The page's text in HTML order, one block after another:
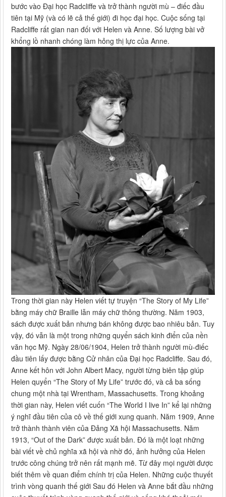
bước vào Đại học Radcliffe và trở thành người mù – điếc đầu
tiên tại Mỹ (và có lẽ cả thế giới) đi học đại học. Cuộc sống tại
Radcliffe rất gian nan đối với Helen và Anne. Số lượng bài vở
khổng lồ nhanh chóng làm hỏng thị lực của Anne.
Trong thời gian này Helen viết tự truyện “The Story of My Life”
bằng máy chữ Braille lẫn máy chữ thông thường. Năm 1903,
sách được xuất bản nhưng bán không được bao nhiêu bản. Tuy
vậy, đó vẫn là một trong những quyển sách kinh điển của nền
văn học Mỹ. Ngày 28/06/1904, Helen trở thành người mù-điếc
đầu tiên lấy được bằng Cử nhân của Đại học Radcliffe. Sau đó,
Anne kết hôn với John Albert Macy, người từng biên tập giúp
Helen quyển “The Story of My Life” trước đó, và cả ba sống
chung một nhà tại Wrentham, Massachusetts. Trong khoảng
thời gian này, Helen viết cuốn “The World I live In” kể lại những
ý nghĩ đầu tiên của cô về thế giới xung quanh. Năm 1909, Anne
trở thành thành viên của Đảng Xã hội Massachusetts. Năm
1913, “Out of the Dark” được xuất bản. Đó là một loạt những
bài viết về chủ nghĩa xã hội và nhờ đó, ảnh hưởng của Helen
trước công chúng trở nên rất mạnh mẽ. Từ đây mọi người được
biết thêm về quan điểm chính trị của Helen. Những cuộc thuyết
trình vòng quanh thế giới Sau đó Helen và Anne bắt đầu những